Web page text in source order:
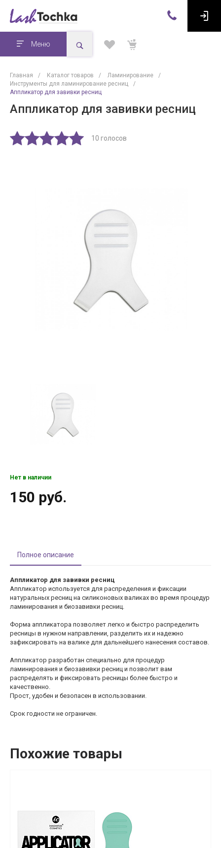
Меню
Главная / Каталог товаров / Ламинирование
/
Инструменты для ламинирование ресниц
/
Аппликатор для завивки ресниц
Аппликатор для завивки ресниц
10 голосов
Нет в наличии
150 руб.
Полное описание
Аппликатор для завивки ресниц
Аппликатор используется для распределения и фиксации
натуральных ресниц на силиконовых валиках во время процедур
ламинирования и биозавивки ресниц.
Форма аппликатора позволяет легко и быстро распределить
ресницы в нужном направлении, разделить их и надежно
зафиксировать на валике для дальнейшего нанесения составов.
Аппликатор разработан специально для процедур
ламинирования и биозавивки ресниц и позволит вам
распределять и фиксировать ресницы более быстро и
качественно.
Прост, удобен и безопасен в использовании.
Срок годности не ограничен.
Похожие товары